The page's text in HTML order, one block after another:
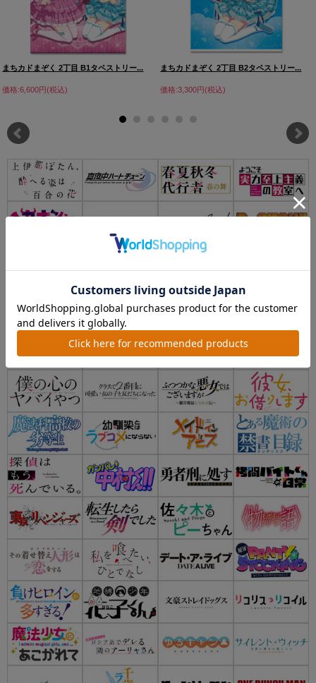
まちカドまぞく 2丁目 B1タペストリー...
価格:6,600円(税込)
まちカドまぞく 2丁目 B2タペストリー...
価格:3,300円(税込)